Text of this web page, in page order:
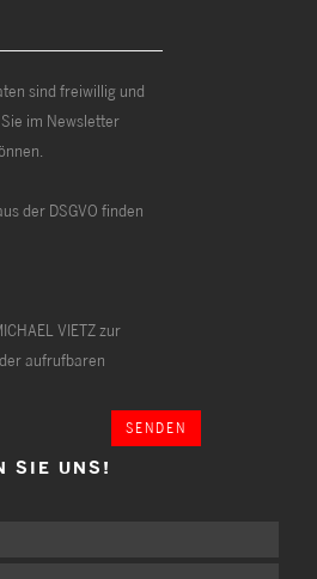
sind freiwillig und
im Newsletter
der DSGVO finden
VIETZ zur
aufrufbaren
SENDEN
SIE UNS!